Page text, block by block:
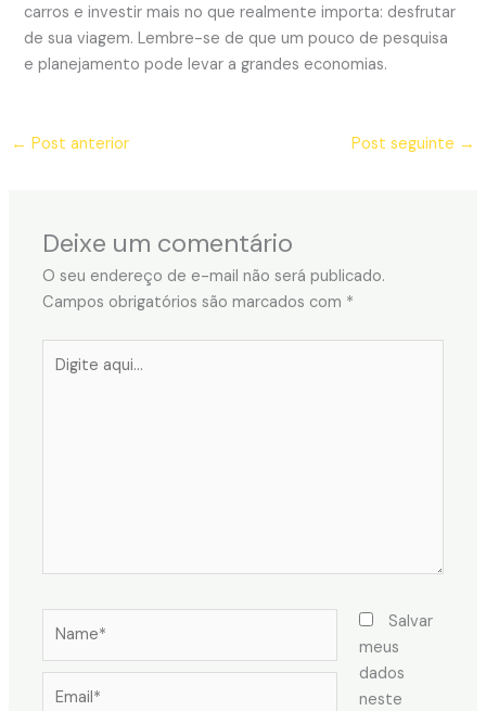
carros e investir mais no que realmente importa: desfrutar
de sua viagem. Lembre-se de que um pouco de pesquisa
e planejamento pode levar a grandes economias.
← Post anterior Post seguinte →
Deixe um comentário
O seu endereço de e-mail não será publicado.
Campos obrigatórios são marcados com *
aqui...
Salvar
meus
dados
neste